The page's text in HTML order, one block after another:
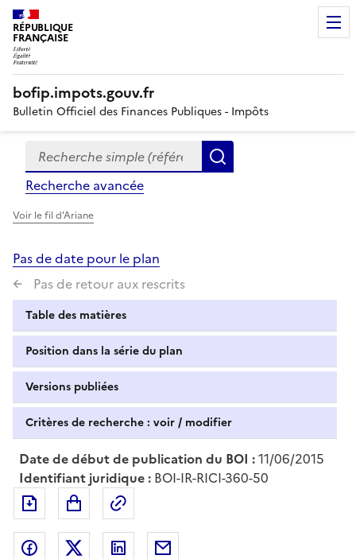
RÉPUBLIQUE
FRANÇAISE
bofip.impots.gouv.fr
Bulletin Officiel des Finances Publiques - Impôts
Formulaire
de
recherche
Recherche simple (références, mots clés, partie du
Recherche avancée
Voir le fil d'Ariane
Pas de date pour le plan
Pas de retour aux rescrits
Table des matières
Position dans la série du plan
Versions publiées
Critères de recherche : voir / modifier
Date de début de publication du BOI :11/06/2015
Identifiant juridique : BOI-IR-RICI-360-50
Exporter le document au format pdf
Partager sur Facebook
Partager sur Twitter
Partager sur LinkedIn